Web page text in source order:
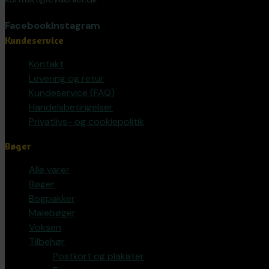
FacebookInstagram
Kundeservice
Kontakt
Levering og retur
Kundeservice (FAQ)
Handelsbetingelser
Privatlivs- og cookiepolitik
Bøger
Alle varer
Bøger
Bogpakker
Malebøger
Voksen
Tilbehør
Postkort og plakater